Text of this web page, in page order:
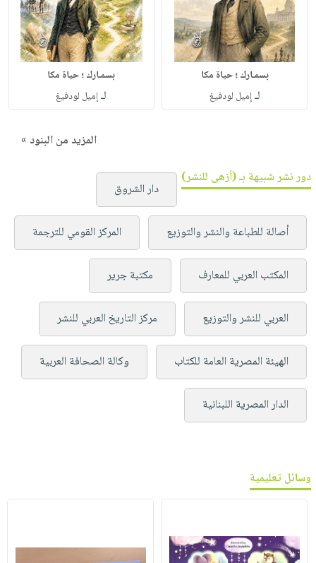
بسمـارك ؛ حياة مكا
لـإميل لودفيغ
بسمـارك ؛ حياة مكا
لـإميل لودفيغ
المزيد من البنود »
دور نشر شبيهة بـ (أزهى للنشر)
دار الشروق
أصالة للطباعة والنشر والتوزيع المركز القومي للترجمة
المكتب العربي للمعارف مكتبة جرير
العربي للنشر والتوزيع مركز التاريخ العربي للنشر
الهيئة المصرية العامة للكتاب وكالة الصحافة العربية
الدار المصرية اللبنانية
وسائل تعليمية